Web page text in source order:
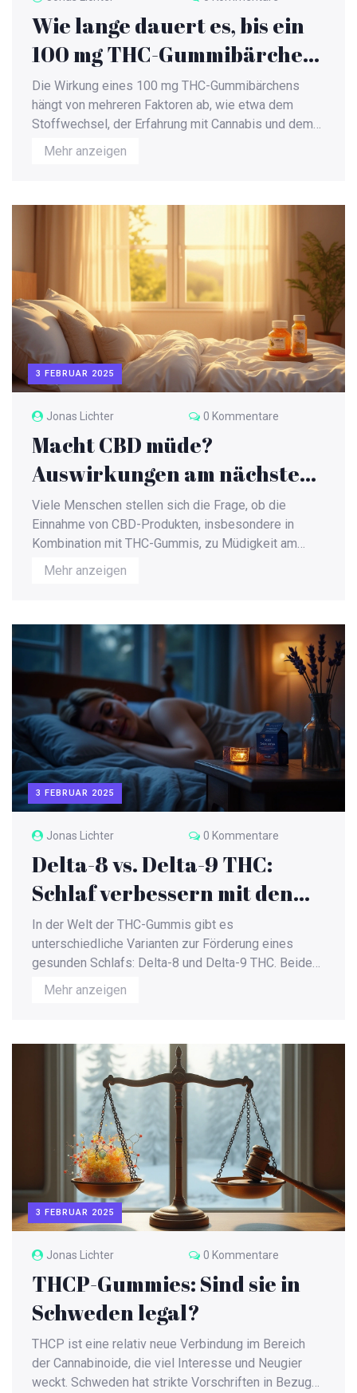
Wie lange dauert es, bis ein
100 mg THC-Gummibärchen
wirkt?
Die Wirkung eines 100 mg THC-Gummibärchens
hängt von mehreren Faktoren ab, wie etwa dem
Stoffwechsel, der Erfahrung mit Cannabis und dem
aktuellen Gesundheitszustand. In der Regel dauert
es zwischen 30 Minuten und zwei Stunden, bis die
Konsumenten niedrig anfangen und ihre Dosis
schrittweise erhöhen. Eine bewusste
Auseinandersetzung mit der eigenen Toleranz und
der sichere Umgang mit THC-Produkten sind
entscheidend. Das Wissen um diese Aspekte kann
ein angenehmes und sicheres Konsumerlebnis
unterstützen.
Mehr anzeigen
3 FEBRUAR 2025
Jonas Lichter 0 Kommentare
Macht CBD müde?
Auswirkungen am nächsten
Tag verstehen
Viele Menschen stellen sich die Frage, ob die
Einnahme von CBD-Produkten, insbesondere in
Kombination mit THC-Gummis, zu Müdigkeit am
nächsten Tag führen kann. Dieser Artikel beleuchtet
die Wirkung von CBD und seinen möglichen Einfluss
um ungewollte Nebenwirkungen zu vermeiden. Der
fokussierte Blick hilft dabei, die Balance zwischen
therapeutischen Vorteilen und möglichen
Beeinträchtigungen im Alltag zu finden.
Mehr anzeigen
3 FEBRUAR 2025
Jonas Lichter 0 Kommentare
Delta-8 vs. Delta-9 THC:
Schlaf verbessern mit den
richtigen Gummies
In der Welt der THC-Gummis gibt es
unterschiedliche Varianten zur Förderung eines
gesunden Schlafs: Delta-8 und Delta-9 THC. Beide
Verbindungen haben ihre eigenen einzigartigen
Eigenschaften und Wirkungen auf den menschlichen
Delta-9 THC und gibt wertvolle Einblicke, welcher für
einen erholsameren Schlaf besser geeignet ist.
Zudem werden Tipps und interessante Fakten rund
um das Thema Schlaf und THC-Gummis gegeben.
Mehr anzeigen
3 FEBRUAR 2025
Jonas Lichter 0 Kommentare
THCP-Gummies: Sind sie in
Schweden legal?
THCP ist eine relativ neue Verbindung im Bereich
der Cannabinoide, die viel Interesse und Neugier
weckt. Schweden hat strikte Vorschriften in Bezug